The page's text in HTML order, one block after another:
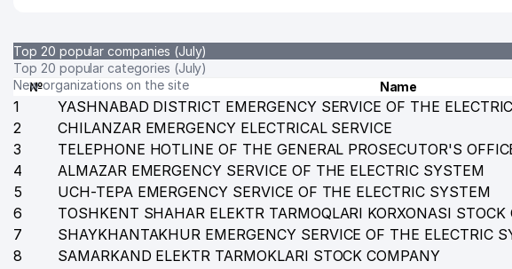
Top 20 popular companies (July)
Top 20 popular categories (July)
New organizations on the site
№ Name
1 YASHNABAD DISTRICT EMERGENCY SERVICE OF THE
2
CHILANZAR EMERGENCY ELECTRICAL SERVICE
3
TELEPHONE HOTLINE OF THE GENERAL PROSECUTOR'S
4
ALMAZAR EMERGENCY SERVICE OF THE ELECTRIC SYSTEM
5
UCH-TEPA EMERGENCY SERVICE OF THE ELECTRIC SYSTEM
6
TOSHKENT SHAHAR ELEKTR TARMOQLARI KORXONASI STOCK
7
SHAYKHANTAKHUR EMERGENCY SERVICE OF THE ELECTRIC
8
SAMARKAND ELEKTR TARMOKLARI STOCK COMPANY